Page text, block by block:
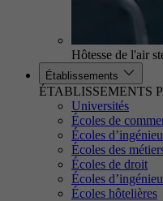
Hôtesse de l'air
Établissements
ÉTABLISSEMENTS
Universités
Écoles de
Écoles
Écoles des
Écoles de droit
Écoles
Écoles hôtelières